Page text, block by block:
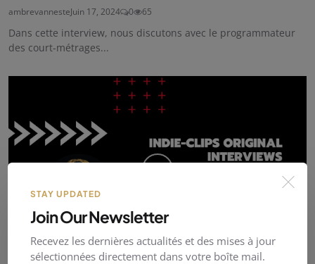
ambrevannesteJuin 17, 2024 0 65
Dans cette interview, nous discutons avec le programmateur
des court-métrages...
STAY UPDATED
Join Our Newsletter
Recevez les dernières actualités et des mises à jour
sélectionnées directement dans votre boîte mail.